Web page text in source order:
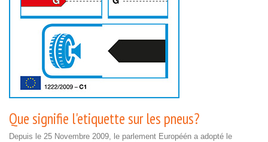
Que signifie l'etiquette sur les pneus?
Depuis le 25 Novembre 2009, le parlement Européén a adopté le